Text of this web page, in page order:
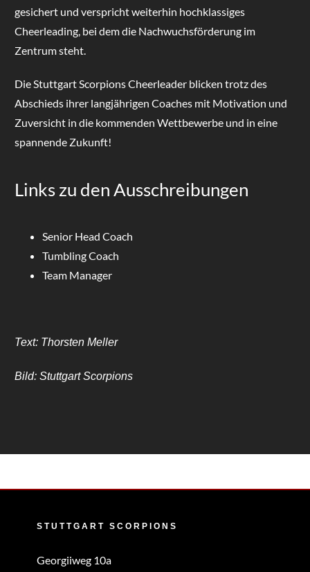
gesichert und verspricht weiterhin hochklassiges
Cheerleading, bei dem die Nachwuchsförderung im
Zentrum steht.
Die Stuttgart Scorpions Cheerleader blicken trotz des
Abschieds ihrer langjährigen Coaches mit Motivation und
Zuversicht in die kommenden Wettbewerbe und in eine
spannende Zukunft!
Links zu den Ausschreibungen
Senior Head Coach
Tumbling Coach
Team Manager
Text: Thorsten Meller
Bild: Stuttgart Scorpions
STUTTGART SCORPIONS
Georgiiweg 10a